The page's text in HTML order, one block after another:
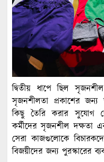
দ্বিতীয় ধাপে ছিল
সৃজনশীলতা প্রকাশের জন্য
কিছু তৈরি করার সুযোগ
কর্মীদের সৃজনশীল দক্ষতা
সেরা কাজগুলোকে
বিজয়ীদের জন্য পুরস্কারের